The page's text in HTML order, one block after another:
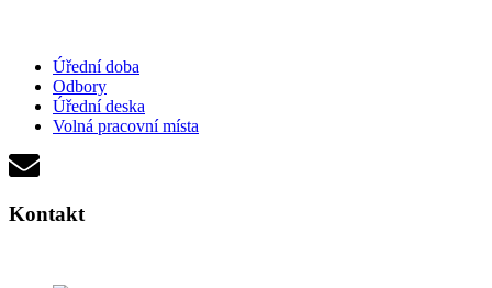
Úřední doba
Odbory
Úřední deska
Volná pracovní místa
Kontakt